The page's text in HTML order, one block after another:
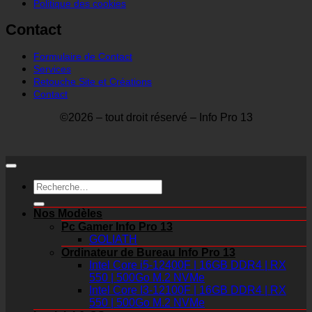
Politique des cookies
Contact
Formulaire de Contact
Services
Retouche Site et Créations
Contact
©2026 – tout droit réservé – Info Pro 13
Recherche
pour :
Nos Modèles
Pc Gamer Info Pro 13
GOLIATH
Ordinateur de Bureau Info Pro 13
Intel Core i5-12400F | 16GB DDR4 | RX
550 | 500Go M.2 NVMe
Intel Core I3-12100F | 16GB DDR4 | RX
550 | 500Go M.2 NVMe